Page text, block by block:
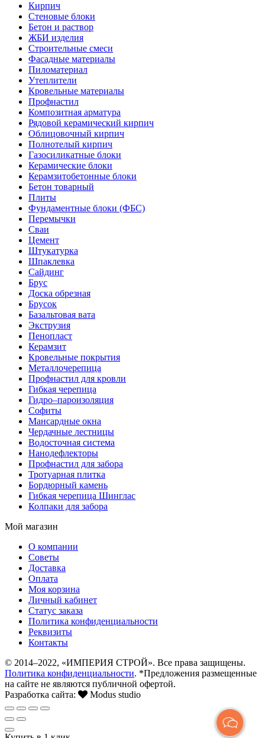
Кирпич
Стеновые блоки
Бетон и раствор
ЖБИ изделия
Строительные смеси
Фасадные материалы
Пиломатериал
Утеплители
Кровельные материалы
Профнастил
Композитная арматура
Рядовой керамический кирпич
Облицовочный кирпич
Полнотелый кирпич
Газосиликатные блоки
Керамические блоки
Керамзитобетонные блоки
Бетон товарный
Плиты
Фундаментные блоки (ФБС)
Перемычки
Сваи
Цемент
Штукатурка
Шпаклевка
Сайдинг
Брус
Доска обрезная
Брусок
Базальтовая вата
Экструзия
Пенопласт
Керамзит
Кровельные покрытия
Металлочерепица
Профнастил для кровли
Гибкая черепица
Гидро–пароизоляция
Софиты
Мансардные окна
Чердачные лестницы
Водосточная система
Нанодефлекторы
Профнастил для забора
Тротуарная плитка
Бордюрный камень
Гибкая черепица Шинглас
Колпаки для забора
Мой магазин
О компании
Советы
Доставка
Оплата
Моя корзина
Личный кабинет
Статус заказа
Политика конфиденциальности
Реквизиты
Контакты
© 2014–2022, «ИМПЕРИЯ СТРОЙ». Все права защищены.
Политика конфиденциальности. *Предложения размещенные
на сайте не являются публичной офертой.
Разработка сайта:
Modus studio